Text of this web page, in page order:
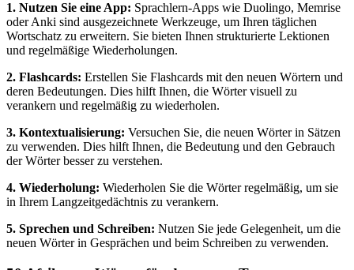
1. Nutzen Sie eine App: Sprachlern-Apps wie Duolingo, Memrise
oder Anki sind ausgezeichnete Werkzeuge, um Ihren täglichen
Wortschatz zu erweitern. Sie bieten Ihnen strukturierte Lektionen
und regelmäßige Wiederholungen.
2. Flashcards: Erstellen Sie Flashcards mit den neuen Wörtern und
deren Bedeutungen. Dies hilft Ihnen, die Wörter visuell zu
verankern und regelmäßig zu wiederholen.
3. Kontextualisierung: Versuchen Sie, die neuen Wörter in Sätzen
zu verwenden. Dies hilft Ihnen, die Bedeutung und den Gebrauch
der Wörter besser zu verstehen.
4. Wiederholung: Wiederholen Sie die Wörter regelmäßig, um sie
in Ihrem Langzeitgedächtnis zu verankern.
5. Sprechen und Schreiben: Nutzen Sie jede Gelegenheit, um die
neuen Wörter in Gesprächen und beim Schreiben zu verwenden.